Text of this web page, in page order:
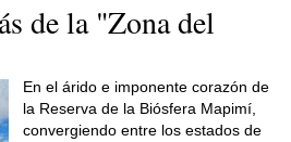
de la "Zona del
En el árido e imponente corazón de
la Reserva de la Biósfera Mapimí,
convergiendo entre los estados de